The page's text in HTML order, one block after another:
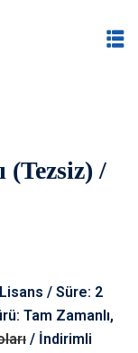
(Tezsiz) /
/ Süre: 2
Tam Zamanlı,
/ İndirimli